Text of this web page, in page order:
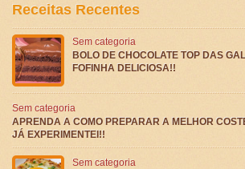
Receitas Recentes
Sem categoria
BOLO DE CHOCOLATE TOP DAS
FOFINHA DELICIOSA!!
Sem categoria
APRENDA A COMO PREPARAR A MELHOR
JÁ EXPERIMENTEI!!
Sem categoria